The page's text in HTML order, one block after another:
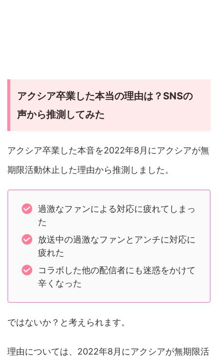
アクシア卒業した本当の理由は？SNSの
声から推測してみた
アクシア卒業した本音を2022年8月にアクシアが無
期限活動休止した理由から推測しました。
過激なファンによる対応に疲れてしまっ
た
放送中の過激なファンとアンチに対応に
疲れた
コラボした他の配信者にも迷惑をかけて
辛くなった
ではないか？と考えられます。
理由については、2022年8月にアクシアが無期限活